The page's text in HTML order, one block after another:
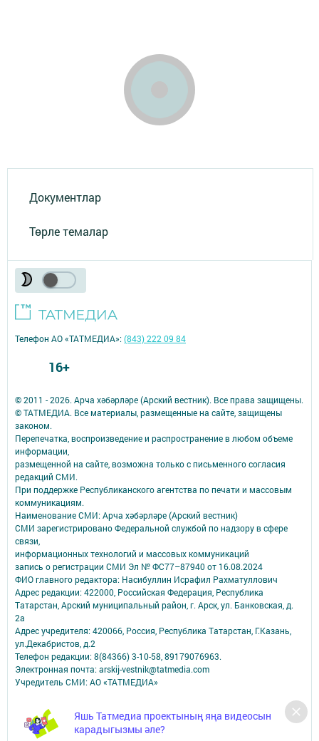
Документлар
Төрле темалар
Яшь Татмедиа проектының яңа видеосын
карадыгызмы әле?
© 2011 - 2026. Арча хәбәрләре (Арский вестник). Все права защищены.
© ТАТМЕДИА. Все материалы, размещенные на сайте, защищены
законом.
Перепечатка, воспроизведение и распространение в любом объеме
информации,
размещенной на сайте, возможна только с письменного согласия
редакций СМИ.
При поддержке Республиканского агентства по печати и массовым
коммуникациям.
Наименование СМИ: Арча хәбәрләре (Арский вестник)
СМИ зарегистрировано Федеральной службой по надзору в сфере
связи,
информационных технологий и массовых коммуникаций
запись о регистрации СМИ Эл № ФС77–87940 от 16.08.2024
ФИО главного редактора: Насибуллин Исрафил Рахматуллович
Адрес редакции: 422000, Российская Федерация, Республика
Татарстан, Арский муниципальный район, г. Арск, ул. Банковская, д.
2а
Адрес учредителя: 420066, Россия, Республика Татарстан, Г.Казань,
ул.Декабристов, д.2
Телефон редакции: 8(84366) 3-10-58, 89179076963.
Электронная почта: arskij-vestnik@tatmedia.com
Учредитель СМИ: АО «ТАТМЕДИА»
Антикоррупционная политика
АО «ТАТМЕДИА» использует «cookie»для персонализации сервисов и
удобства пользователей сайтом.
Телефон АО «ТАТМЕДИА»:(843) 222 09 84
16+